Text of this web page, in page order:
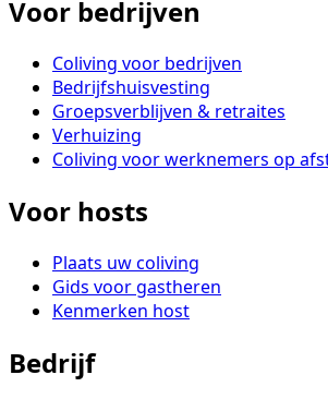
Voor bedrijven
Coliving voor bedrijven
Bedrijfshuisvesting
Groepsverblijven & retraites
Verhuizing
Coliving voor werknemers op
Voor hosts
Plaats uw coliving
Gids voor gastheren
Kenmerken host
Bedrijf